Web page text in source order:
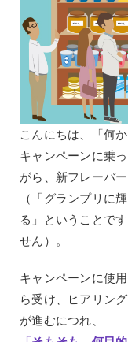
こんにちは、「何
キャンペーンに乗
がら、新フレーバ
（「グランプリに
る」ということで
せん）。
キャンペーンに使
ら受け、ヒアリン
が進むにつれ、